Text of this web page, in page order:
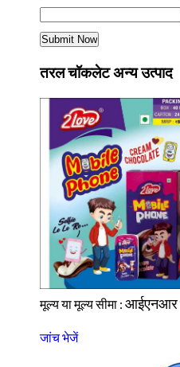
तरल चॉकलेट अन्य उत्पाद
मूल्य या मूल्य सीमा : आईएनआर
जांच भेजें